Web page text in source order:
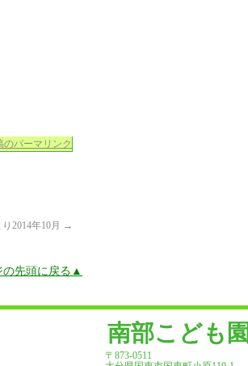
のパーマリンク
2014年10月 →
先頭に戻る▲
南部こども園
〒873-0511